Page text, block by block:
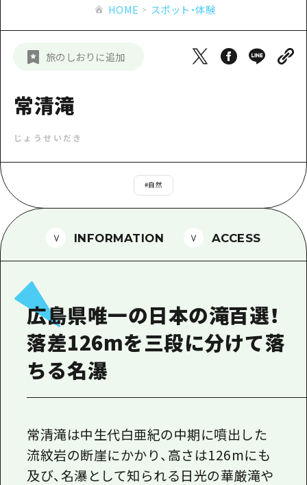
ナイトライフ
備北
芸北
日帰り
2泊3日
芸北
山口県東部
アクセス
HIROSHIMA FREE Wi-Fi
観光案内所
広島県を訪れる外国人旅行者向け情報一
ボランティアガイド
ガイドブック
広島県の魅力を動画でご紹介！
よくあるご質問
フォトダウンロード
関連リンク
新着情報
事業者・学校関係者の皆さま
HOME スポット・体験
旅のしおりに追加
常清滝
じょうせいだき
#自然
INFORMATION ACCESS
広島県唯一の日本の滝百選！
落差126mを三段に分けて落
ちる名瀑
常清滝は中生代白亜紀の中期に噴出した
流紋岩の断崖にかかり、高さは126mにも
及び、名瀑として知られる日光の華厳滝や